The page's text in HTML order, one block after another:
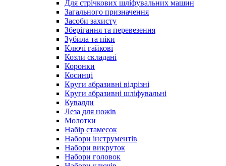
Для стрічкових шліфувальних машин
Загального призначення
Засоби захисту
Зберігання та перевезення
Зубила та піки
Ключі гайкові
Козли складані
Коронки
Косинці
Круги абразивні відрізні
Круги абразивні шліфувальні
Кувалди
Леза для ножів
Молотки
Набір стамесок
Набори інструментів
Набори викруток
Набори головок